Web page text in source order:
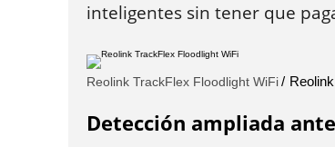
inteligentes sin tener que
Reolink TrackFlex Floodlight WiFi Reolink
Detección ampliada